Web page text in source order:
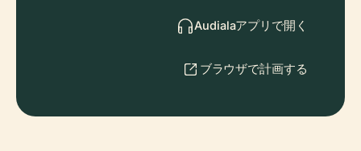
Audialaアプリで開く
ブラウザで計画する